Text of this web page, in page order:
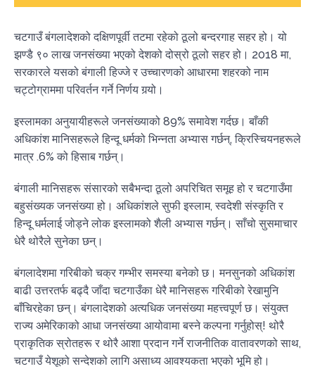
चटगाउँ बंगलादेशको दक्षिणपूर्वी तटमा रहेको ठूलो बन्दरगाह सहर हो। यो
झण्डै ९० लाख जनसंख्या भएको देशको दोस्रो ठूलो सहर हो। 2018 मा,
सरकारले यसको बंगाली हिज्जे र उच्चारणको आधारमा शहरको नाम
चट्टोग्राममा परिवर्तन गर्ने निर्णय गर्‍यो।
इस्लामका अनुयायीहरूले जनसंख्याको 89% समावेश गर्दछ। बाँकी
अधिकांश मानिसहरूले हिन्दू धर्मको भिन्नता अभ्यास गर्छन्, क्रिस्चियनहरूले
मात्र .6% को हिसाब गर्छन्।
बंगाली मानिसहरू संसारको सबैभन्दा ठूलो अपरिचित समूह हो र चटगाउँमा
बहुसंख्यक जनसंख्या हो। अधिकांशले सुफी इस्लाम, स्वदेशी संस्कृति र
हिन्दू धर्मलाई जोड्ने लोक इस्लामको शैली अभ्यास गर्छन्। साँचो सुसमाचार
धेरै थोरैले सुनेका छन्।
बंगलादेशमा गरिबीको चक्र गम्भीर समस्या बनेको छ। मनसुनको अधिकांश
बाढी उत्तरतर्फ बढ्दै जाँदा चटगाउँका धेरै मानिसहरू गरिबीको रेखामुनि
बाँचिरहेका छन्। बंगलादेशको अत्यधिक जनसंख्या महत्त्वपूर्ण छ। संयुक्त
राज्य अमेरिकाको आधा जनसंख्या आयोवामा बस्ने कल्पना गर्नुहोस्! थोरै
प्राकृतिक स्रोतहरू र थोरै आशा प्रदान गर्ने राजनीतिक वातावरणको साथ,
चटगाउँ येशूको सन्देशको लागि असाध्य आवश्यकता भएको भूमि हो।